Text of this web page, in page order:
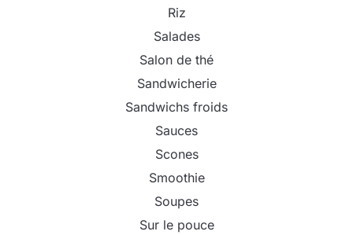
Riz
Salades
Salon de thé
Sandwicherie
Sandwichs froids
Sauces
Scones
Smoothie
Soupes
Sur le pouce